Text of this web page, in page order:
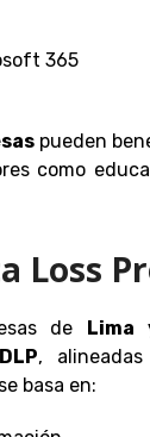
365
pueden
como
Loss
de Lima
,
basa en: